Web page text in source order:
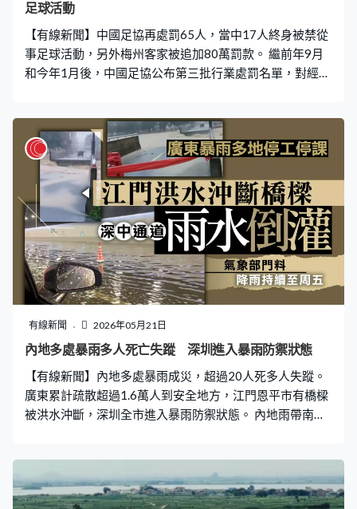
足球活動
【有線新聞】中國足協再處罰65人，當中17人終身被禁從
事足球活動，另外梅州客家被追加80萬罰款。 繼前年9月
和今年1月後，中國足協公布第三批行業處罰名單，對經人
案球會的行業處罰原則，決定對梅州客家追加扣除 2026年
職業聯賽積分6分，並罰款人民幣80萬元。
有線新聞 2026年05月21日
內地多處暴雨多人死亡失蹤 深圳進入暴雨防禦狀態
【有線新聞】內地多處暴雨成災，超過20人死多人失蹤。
廣東累計疏散超過1.6萬人到安全地方，江門恩平市有橋樑
被洪水沖斷，深圳全市進入暴雨防禦狀態。 內地雨帶南
市和開平市停工停課。茂名市有路段局部塌陷，洪水不斷
從橋底湧上來。陽春市周二至周三平均雨量超過200毫